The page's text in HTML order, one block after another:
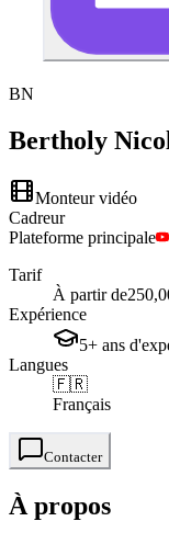
BN
Bertholy
Monteur vidéo
Cadreur
Plateforme principale
Tarif
À partir de
Expérience
5+ ans
Langues
🇫🇷
Français
Contacter
À propos